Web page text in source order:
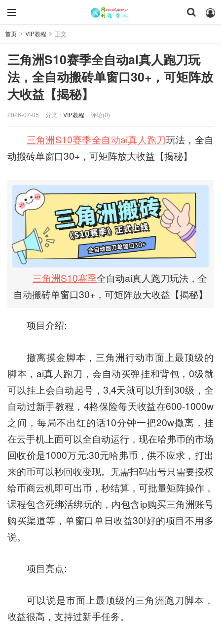
首页 > VIP教程 > 正文
三角洲S10赛季全自动ai真人跑刀玩
法，全自动搬砖单窗口30+，可矩阵放
大收益【揭秘】
2026-07-05 分类： VIP教程 评论(0)
三角洲S10赛季全自动ai真人跑刀玩法，全自
动搬砖单窗口30+，可矩阵放大收益【揭秘】
三角洲S10赛季全自动ai真人跑刀玩法，全
自动搬砖单窗口30+，可矩阵放大收益【揭秘】
项目介绍:
撤离摸金脚本，三角洲行动市面上最顶级的
脚本，ai真人跑刀，会自动买弹挂和背包，0级就
可以挂上会自动起号，3,4天就可以升到30级，全
自动过新手教程，4格保险每天收益在600-1000w
之间，每局不出红的话10分钟一把20w撒离，挂
在云手机上面可以全自动运行，现在哈弗币的市场
回收价是1000万元:30元哈弗币，供不应求，打出
来的币可以秒回收变现。无需扫码出号只需要授权
给币商云机即可出币，秒结算，可批量矩阵操作，
课程包含死绑活绑玩的，内包含ip购买三角洲账号
购买渠道等，单窗口单日收益30!好的项目不用多
说。
项目亮点:
可以说是市面上最顶级的三角洲跑刀脚本，
收益很高，支持过新手任务。